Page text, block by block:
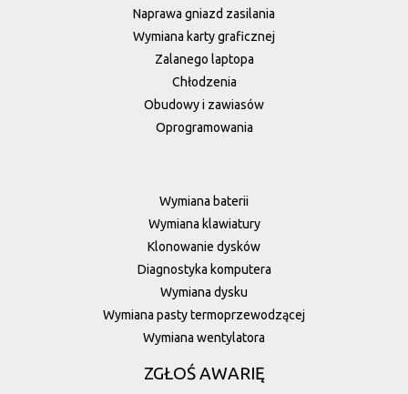
Naprawa gniazd zasilania
Wymiana karty graficznej
Zalanego laptopa
Chłodzenia
Obudowy i zawiasów
Oprogramowania
Wymiana baterii
Wymiana klawiatury
Klonowanie dysków
Diagnostyka komputera
Wymiana dysku
Wymiana pasty termoprzewodzącej
Wymiana wentylatora
ZGŁOŚ AWARIĘ